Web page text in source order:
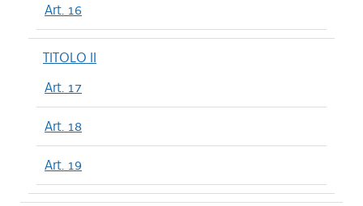
Art. 16
TITOLO II
Art. 17
Art. 18
Art. 19